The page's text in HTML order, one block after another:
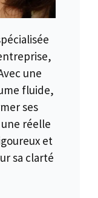
une
fluide,
ses
réelle
et
sa clarté